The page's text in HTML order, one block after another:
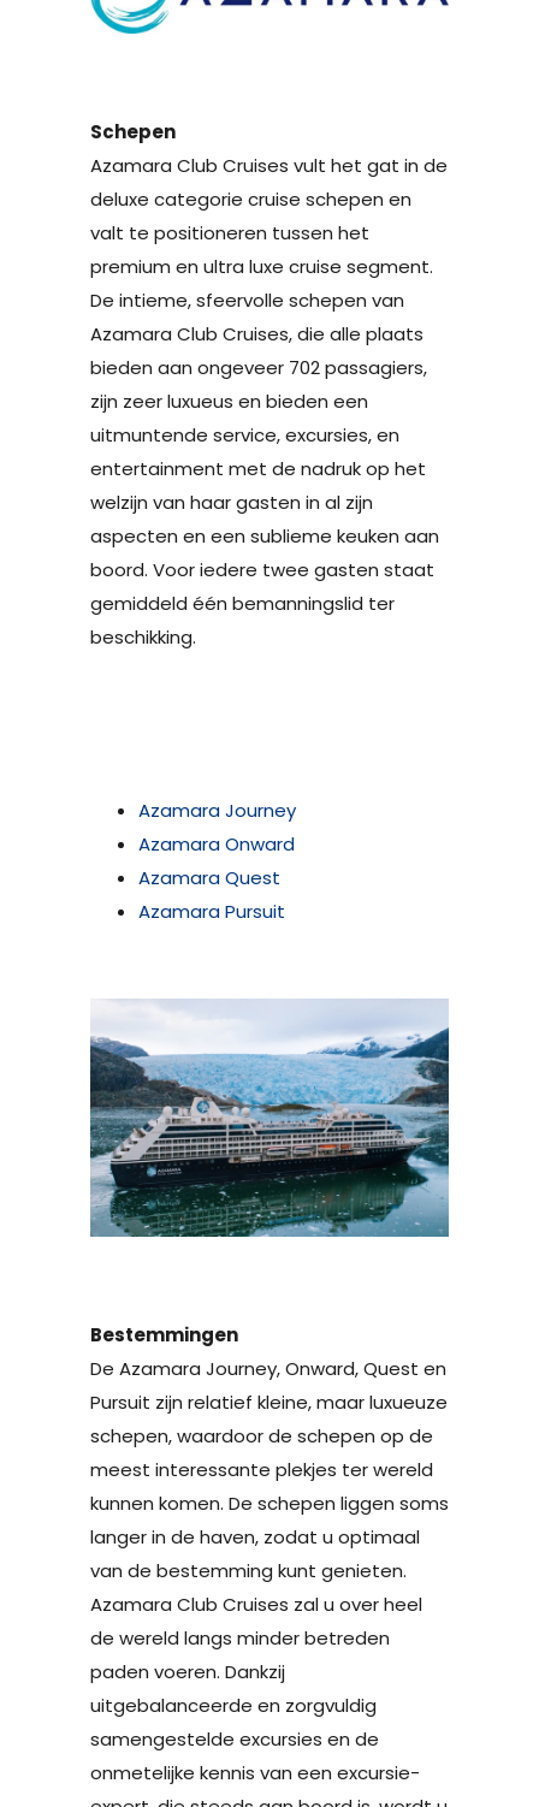
Schepen
Azamara Club Cruises vult het gat in de
deluxe categorie cruise schepen en
valt te positioneren tussen het
premium en ultra luxe cruise segment.
De intieme, sfeervolle schepen van
Azamara Club Cruises, die alle plaats
bieden aan ongeveer 702 passagiers,
zijn zeer luxueus en bieden een
uitmuntende service, excursies, en
entertainment met de nadruk op het
welzijn van haar gasten in al zijn
aspecten en een sublieme keuken aan
boord. Voor iedere twee gasten staat
gemiddeld één bemanningslid ter
beschikking.
Azamara Journey
Azamara Onward
Azamara Quest
Azamara Pursuit
Bestemmingen
De Azamara Journey, Onward, Quest en
Pursuit zijn relatief kleine, maar luxueuze
schepen, waardoor de schepen op de
meest interessante plekjes ter wereld
kunnen komen. De schepen liggen soms
langer in de haven, zodat u optimaal
van de bestemming kunt genieten.
Azamara Club Cruises zal u over heel
de wereld langs minder betreden
paden voeren. Dankzij
uitgebalanceerde en zorgvuldig
samengestelde excursies en de
onmetelijke kennis van een excursie-